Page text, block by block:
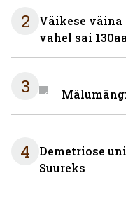
2
Väikese väina
vahel sai
3
4
Demetriose
Suureks